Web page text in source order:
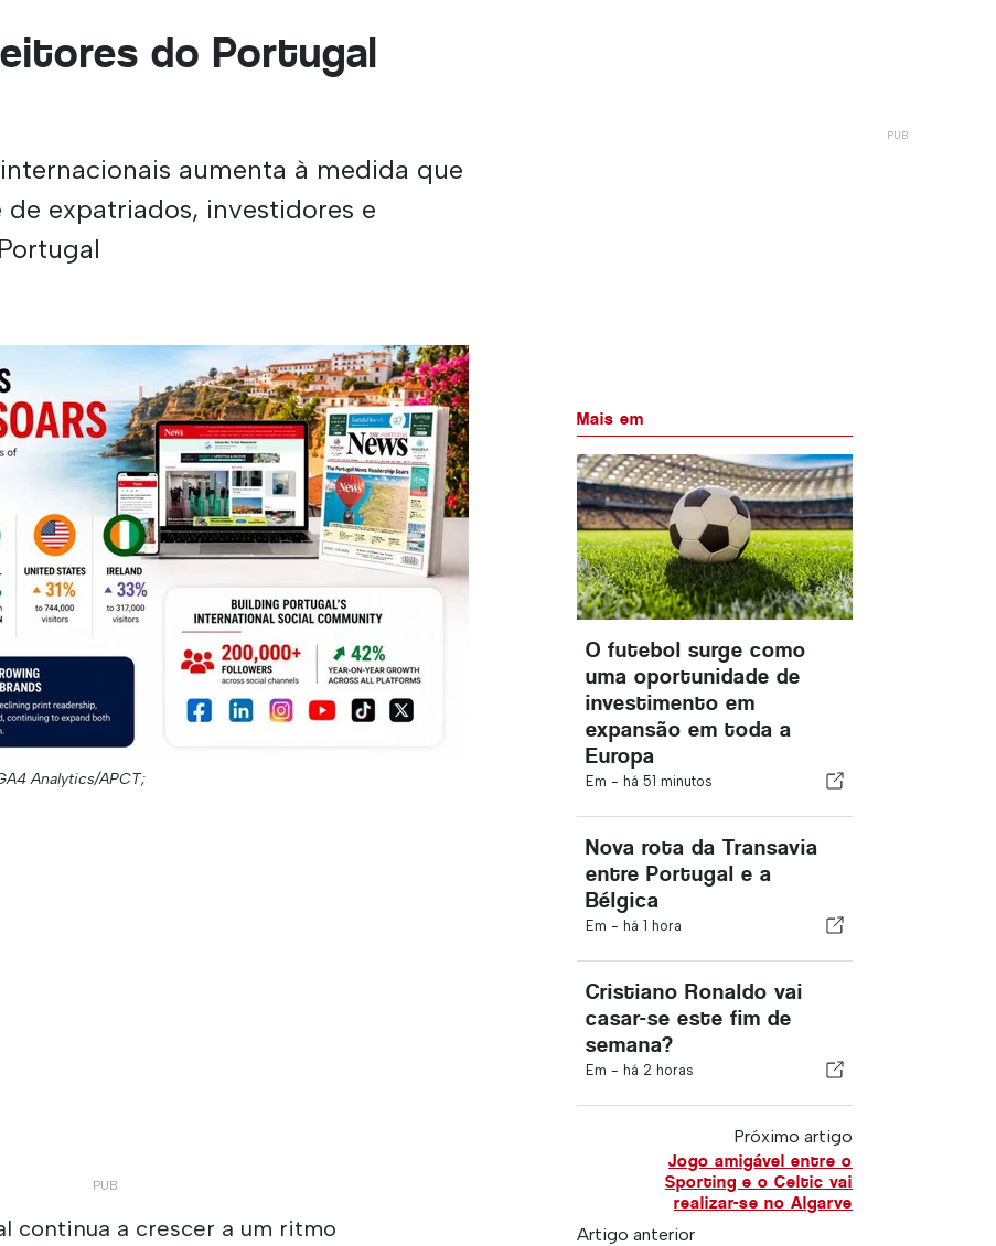
do Portugal
aumenta à medida que
expatriados, investidores e
Analytics/APCT;
continua a crescer a um ritmo
Mais em
O futebol surge como
uma oportunidade de
investimento em
expansão em toda a
Europa
Em - há 51 minutos
Nova rota da Transavia
entre Portugal e a
Bélgica
Em - há 1 hora
Cristiano Ronaldo vai
casar-se este fim de
semana?
Em - há 2 horas
Próximo artigo
Jogo amigável entre o
Sporting e o Celtic vai
realizar-se no Algarve
Artigo anterior